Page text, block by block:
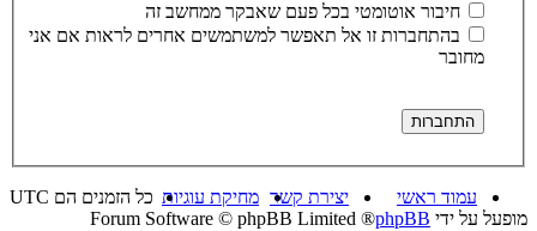
חיבור אוטומטי בכל פעם שאבקר ממחשב זה
בהתחברות זו אל תאפשר למשתמשים אחרים לראות אם אני
מחובר
עמוד ראשי כל הזמנים הם UTC מחיקת עוגיות יצירת קשר
מופעל על ידי phpBB
® Forum Software © phpBB Limited